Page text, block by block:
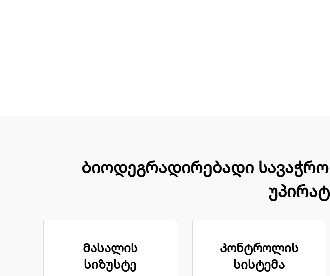
Ბიოდეგრადირებადი სავაჭრო
Მასალის
სიზუსტე
Კონტროლის
სისტემა